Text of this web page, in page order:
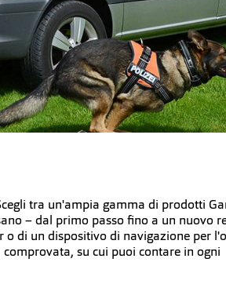
tra un'ampia gamma di prodotti
– dal primo passo fino a un nuovo
di un dispositivo di navigazione per
su cui puoi contare in ogni